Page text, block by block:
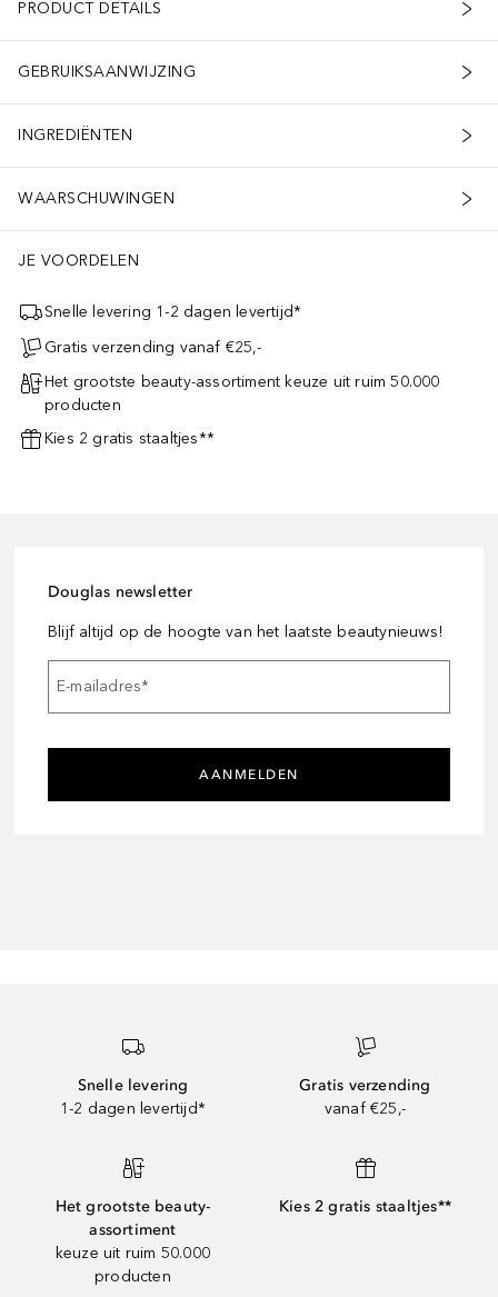
PRODUCT DETAILS
GEBRUIKSAANWIJZING
INGREDIËNTEN
WAARSCHUWINGEN
JE VOORDELEN
Snelle levering 1-2 dagen levertijd*
Gratis verzending vanaf €25,-
Het grootste beauty-assortiment keuze uit ruim 50.000
producten
Kies 2 gratis staaltjes**
Douglas newsletter
Blijf altijd op de hoogte van het laatste beautynieuws!
E-mailadres*
AANMELDEN
Snelle levering
1-2 dagen levertijd*
Gratis verzending
vanaf €25,-
Het grootste beauty-
assortiment
keuze uit ruim 50.000
producten
Kies 2 gratis staaltjes**